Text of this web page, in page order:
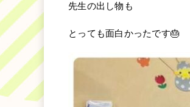
先生の出し物も
とっても面白かったです🎂